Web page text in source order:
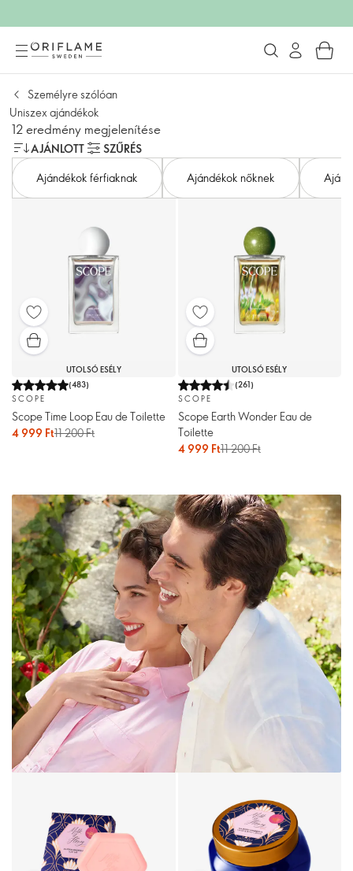
Személyre szólóan
Uniszex ajándékok
12 eredmény megjelenítése
AJÁNLOTT
SZŰRÉS
Ajándékok férfiaknak
Ajándékok nőknek
UTOLSÓ ESÉLY
(483)
SCOPE
Scope Time Loop Eau de Toilette
4 999 Ft11 200 Ft
UTOLSÓ ESÉLY
(261)
SCOPE
Scope Earth Wonder Eau de
Toilette
4 999 Ft11 200 Ft